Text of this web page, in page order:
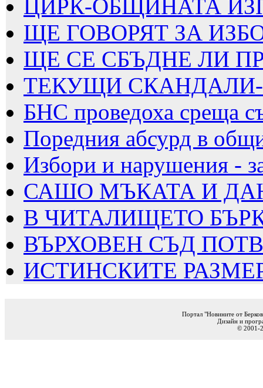
ЦИРК-ОБЩИНАТА
ЩЕ ГОВОРЯТ ЗА
ЩЕ СЕ СБЪДНЕ ЛИ
ТЕКУЩИ
БНС проведоха среща
Поредния абсурд в
Избори и нарушения -
САШО МЪКАТА И
В ЧИТАЛИЩЕТО
ВЪРХОВЕН СЪД
ИСТИНСКИТЕ
Портал "Новините от
Дизайн и
© 2001-